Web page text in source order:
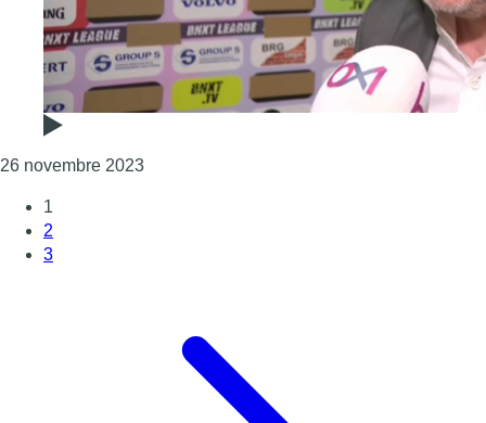
26 novembre 2023Consulter l'article "BNXT League : le
1
2
3